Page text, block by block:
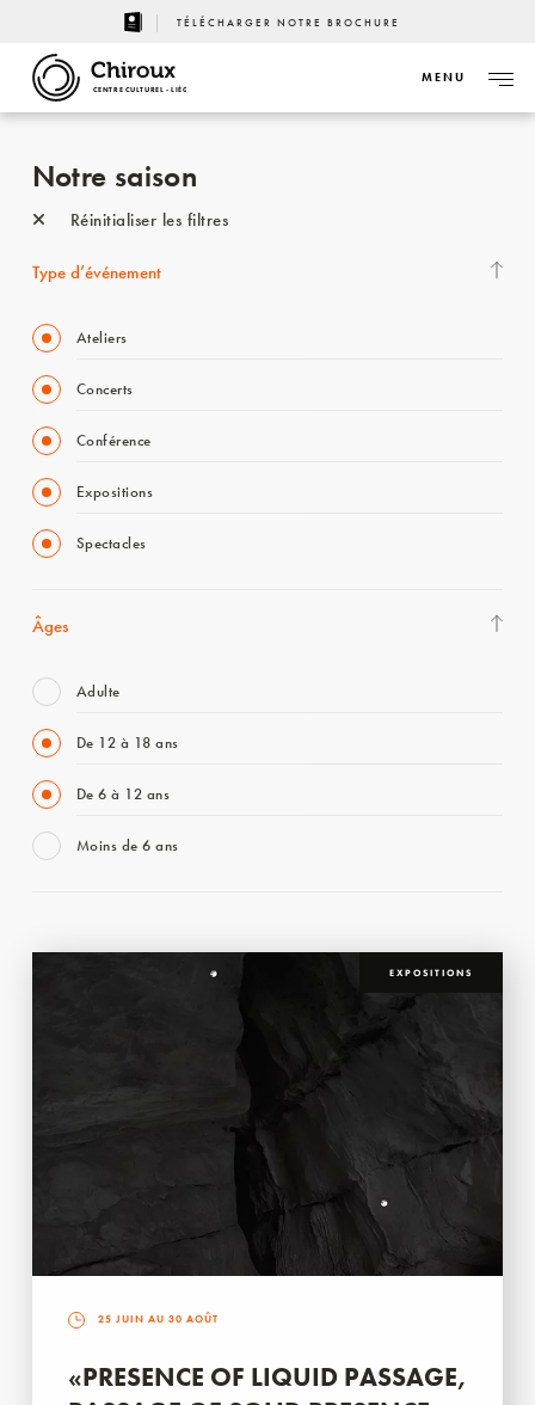
TÉLÉCHARGER NOTRE BROCHURE
CENTRE CULTUREL - LIÈGE
MENU
Notre saison
Réinitialiser les filtres
Type d’événement
Ateliers
Concerts
Conférence
Expositions
Spectacles
Âges
Adulte
De 12 à 18 ans
De 6 à 12 ans
Moins de 6 ans
EXPOSITIONS
25 JUIN AU 30 AOÛT
«PRESENCE OF LIQUID PASSAGE,